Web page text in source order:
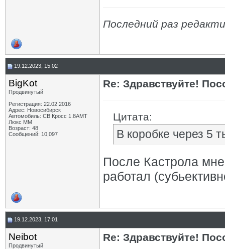
Последний раз
19.12.2023, 15:02
BigKot
Продвинутый
Регистрация: 22.02.2016
Адрес: Новосибирск
Автомобиль: СВ Кросс 1.8АМТ
Люкс ММ
Возраст: 48
Сообщений: 10,097
Re: Здравствуйте!
Цитата:
В коробке через 5
После Кастрола
работал
19.12.2023, 17:01
Neibot
Продвинутый
Re: Здравствуйте!